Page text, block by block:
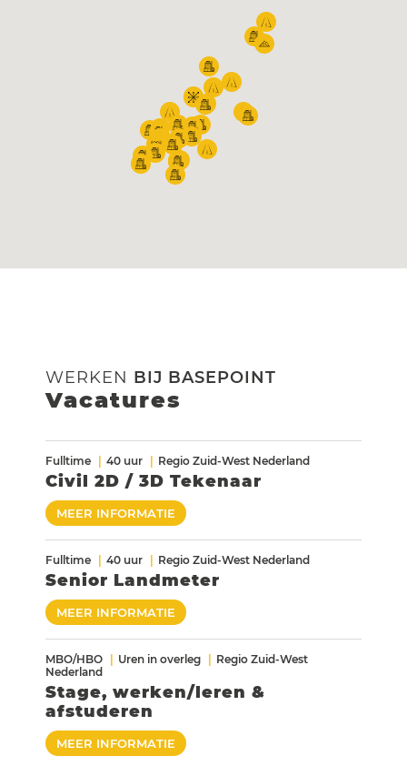
WERKEN BIJ BASEPOINT
Vacatures
Fulltime 40 uur Regio Zuid-West Nederland
Civil 2D / 3D Tekenaar
MEER INFORMATIE
Fulltime 40 uur Regio Zuid-West Nederland
Senior Landmeter
MEER INFORMATIE
MBO/HBO Uren in overleg
Regio Zuid-West
Nederland
Stage, werken/leren &
afstuderen
MEER INFORMATIE